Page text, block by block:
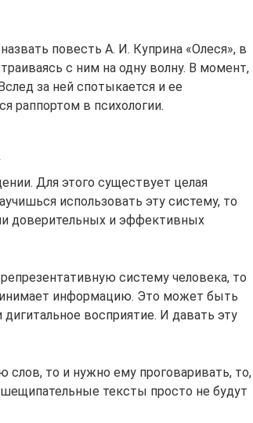
повесть А. И. Куприна «Олеся», в
с ним на одну волну. В момент,
за ней спотыкается и ее
раппортом в психологии.
Для этого существует целая
использовать эту систему, то
доверительных и эффективных
систему человека, то
информацию. Это может быть
дигитальное восприятие. И давать эту
то и нужно ему проговаривать, то,
тексты просто не будут